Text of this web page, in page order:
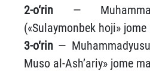
2-o‘rin —
(«Sulaymonbek hoji»
3-o‘rin —
Muso al-Ash’ariy» jome